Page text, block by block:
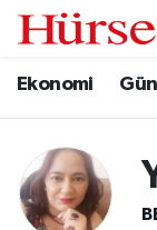
EkonomiEkonomi
Kültür &
Hava
Süper Lig